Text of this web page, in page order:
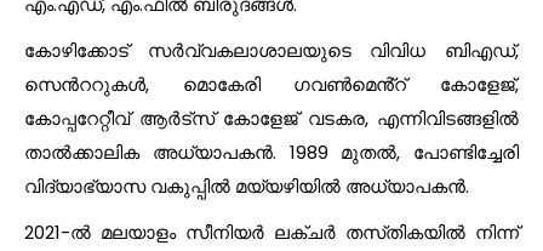
കോഴിക്കോട് സർവ്വകലാശാലയുടെ വിവിധ ബിഎഡ്,
സെൻററുകൾ, മൊകേരി ഗവൺമെൻ്റ് കോളേജ്,
കോപ്പറേറ്റീവ് ആർട്സ് കോളേജ് വടകര, എന്നിവിടങ്ങളിൽ
താൽക്കാലിക അധ്യാപകൻ. 1989 മുതൽ, പോണ്ടിച്ചേരി
വിദ്യാഭ്യാസ വകുപ്പിൽ മയ്യഴിയിൽ അധ്യാപകൻ.
2021-ൽ മലയാളം സീനിയർ ലക്‌ചർ തസ്‌തികയിൽ നിന്ന്